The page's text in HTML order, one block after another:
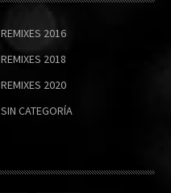
REMIXES 2016
REMIXES 2018
REMIXES 2020
SIN CATEGORÍA